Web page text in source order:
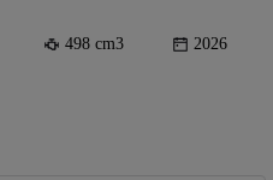
498 cm3 2026